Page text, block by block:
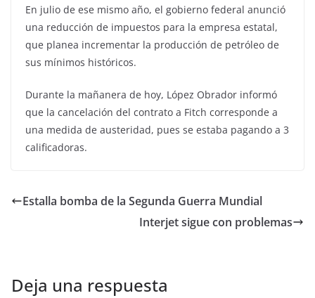
En julio de ese mismo año, el gobierno federal anunció
una reducción de impuestos para la empresa estatal,
que planea incrementar la producción de petróleo de
sus mínimos históricos.
Durante la mañanera de hoy, López Obrador informó
que la cancelación del contrato a Fitch corresponde a
una medida de austeridad, pues se estaba pagando a 3
calificadoras.
Estalla bomba de la Segunda Guerra Mundial
Interjet sigue con problemas
Deja una respuesta